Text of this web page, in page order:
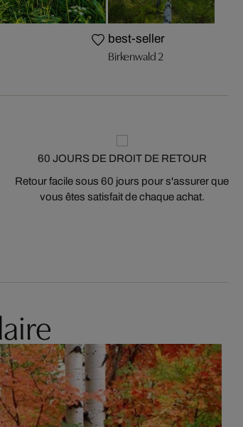
best-seller
Birkenwald 2
60 JOURS DE DROIT DE RETOUR
Retour facile sous 60 jours pour s'assurer que
vous êtes satisfait de chaque achat.